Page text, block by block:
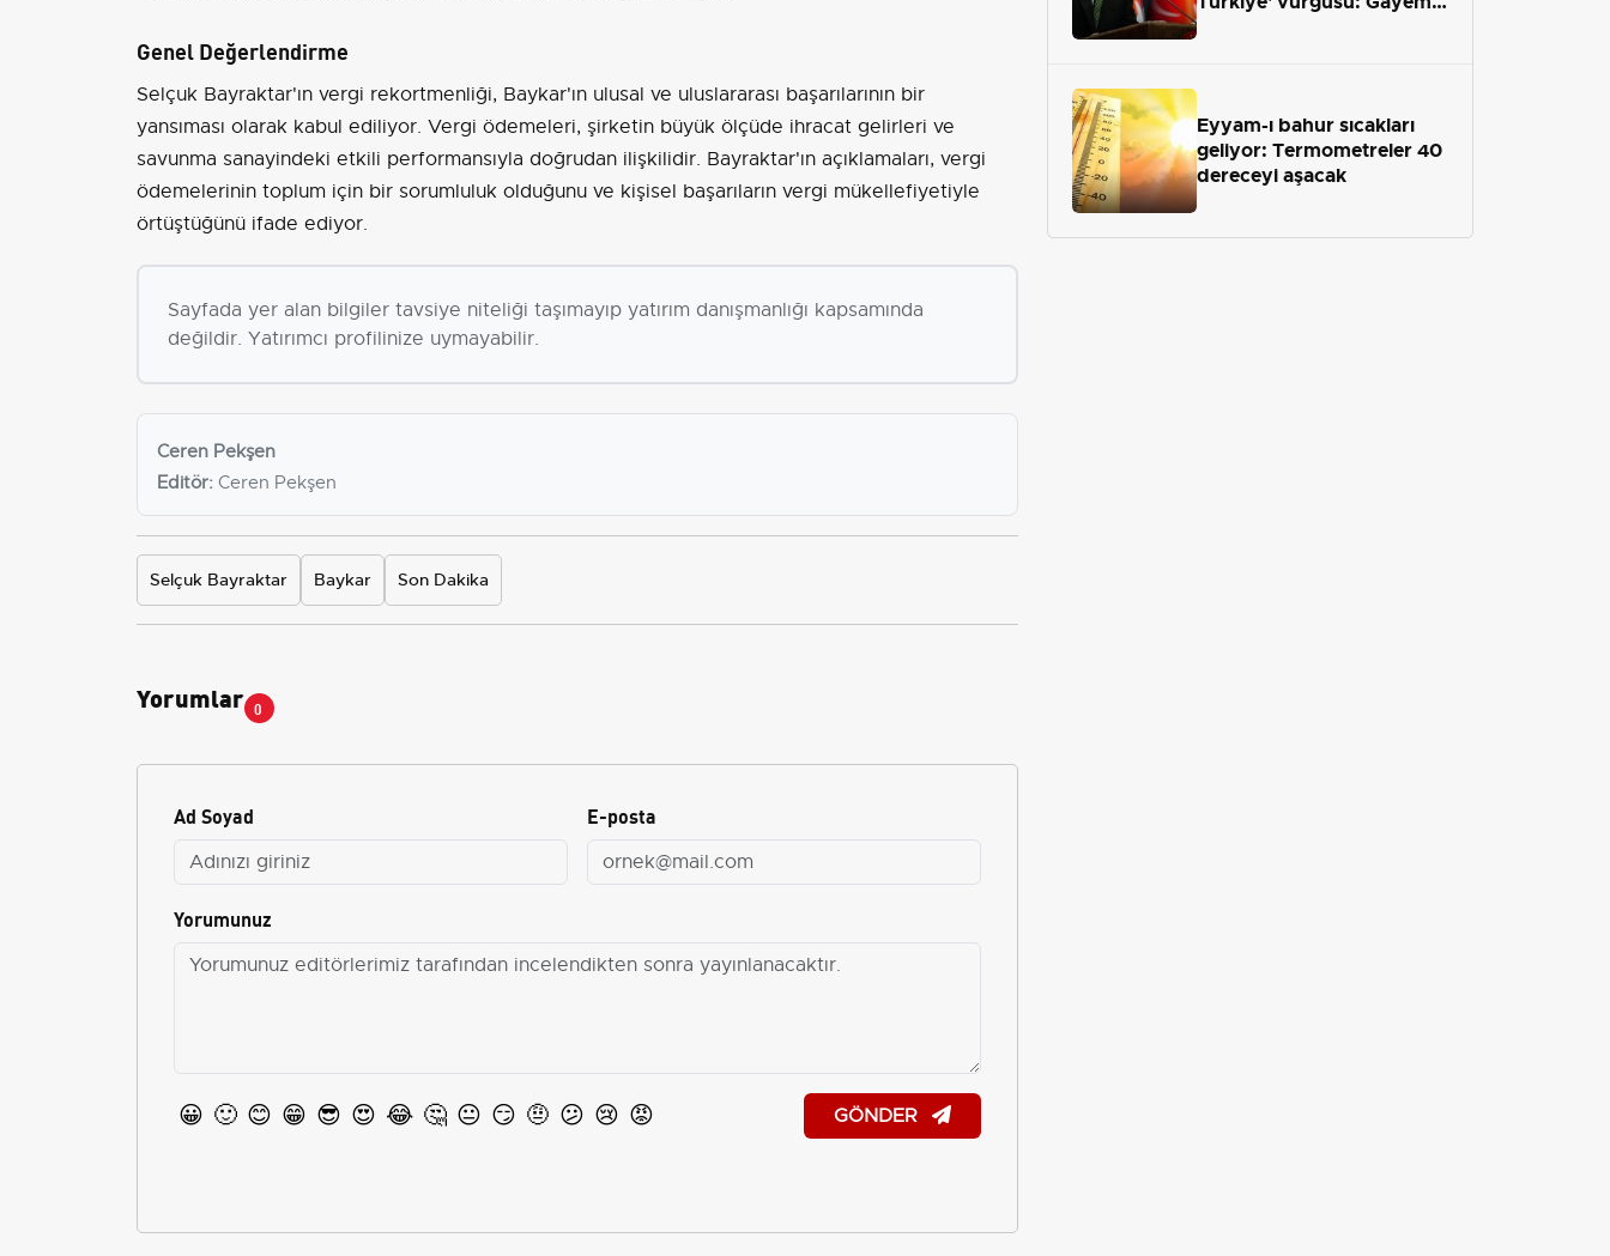
Genel Değerlendirme
Selçuk Bayraktar'ın vergi rekortmenliği, Baykar'ın ulusal ve uluslararası başarılarının bir
yansıması olarak kabul ediliyor. Vergi ödemeleri, şirketin büyük ölçüde ihracat gelirleri ve
savunma sanayindeki etkili performansıyla doğrudan ilişkilidir. Bayraktar'ın açıklamaları, vergi
ödemelerinin toplum için bir sorumluluk olduğunu ve kişisel başarıların vergi mükellefiyetiyle
örtüştüğünü ifade ediyor.
Sayfada yer alan bilgiler tavsiye niteliği taşımayıp yatırım danışmanlığı kapsamında
değildir. Yatırımcı profilinize uymayabilir.
Ceren Pekşen
Editör: Ceren Pekşen
Selçuk Bayraktar Baykar Son Dakika
Yorumlar 0
Ad Soyad E-posta
Yorumunuz
😀 🙂 😊 😁 😎 😍 😂 🤔 😐 😏 🤨 😕 😢 😡 GÖNDER
Eyyam-ı bahur sıcakları
geliyor: Termometreler 40
dereceyi aşacak